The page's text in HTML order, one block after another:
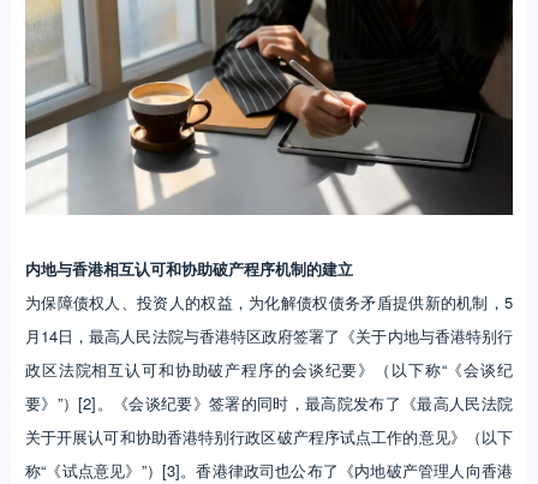
内地与香港相互认可和协助破产程序机制的建立
为保障债权人、投资人的权益，为化解债权债务矛盾提供新的机制，5
月14日，最高人民法院与香港特区政府签署了《关于内地与香港特别行
政区法院相互认可和协助破产程序的会谈纪要》（以下称“《会谈纪
要》”）[2]。《会谈纪要》签署的同时，最高院发布了《最高人民法院
关于开展认可和协助香港特别行政区破产程序试点工作的意见》（以下
称“《试点意见》”）[3]。香港律政司也公布了《内地破产管理人向香港